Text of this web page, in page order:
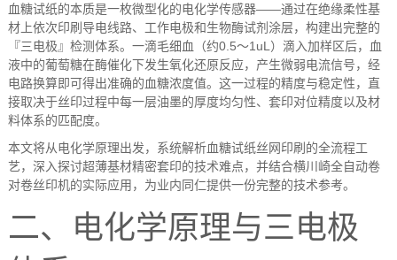
血糖试纸的本质是一枚微型化的电化学传感器——通过在绝缘柔性基
材上依次印刷导电线路、工作电极和生物酶试剂涂层，构建出完整的
『三电极』检测体系。一滴毛细血（约0.5～1uL ）滴入加样区后，血
液中的葡萄糖在酶催化下发生氧化还原反应，产生微弱电流信号，经
电路换算即可得出准确的血糖浓度值。这一过程的精度与稳定性，直
接取决于丝印过程中每一层油墨的厚度均匀性、套印对位精度以及材
料体系的匹配度。
本文将从电化学原理出发，系统解析血糖试纸丝网印刷的全流程工
艺，深入探讨超薄基材精密套印的技术难点，并结合横川崎全自动卷
对卷丝印机的实际应用，为业内同仁提供一份完整的技术参考。
二、电化学原理与三电极